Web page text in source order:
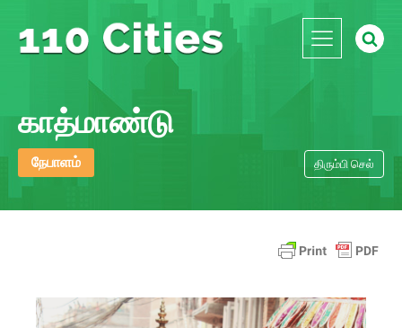
காத்மாண்டு
நேபாளம் திரும்பி செல்